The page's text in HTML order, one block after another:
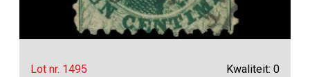
Lot nr. 1495 Kwaliteit: 0